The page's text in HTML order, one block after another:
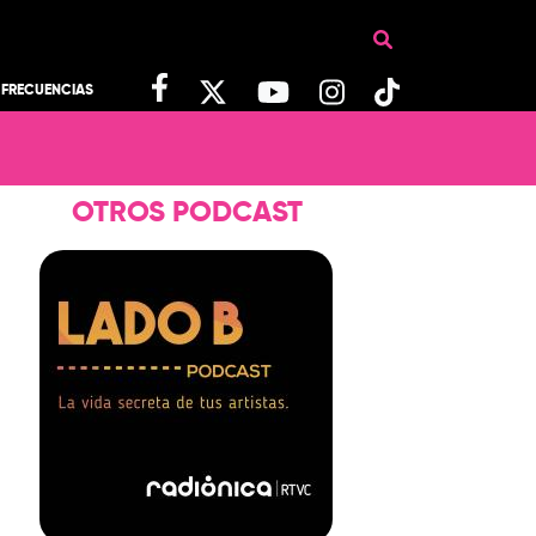
FRECUENCIAS
OTROS PODCAST